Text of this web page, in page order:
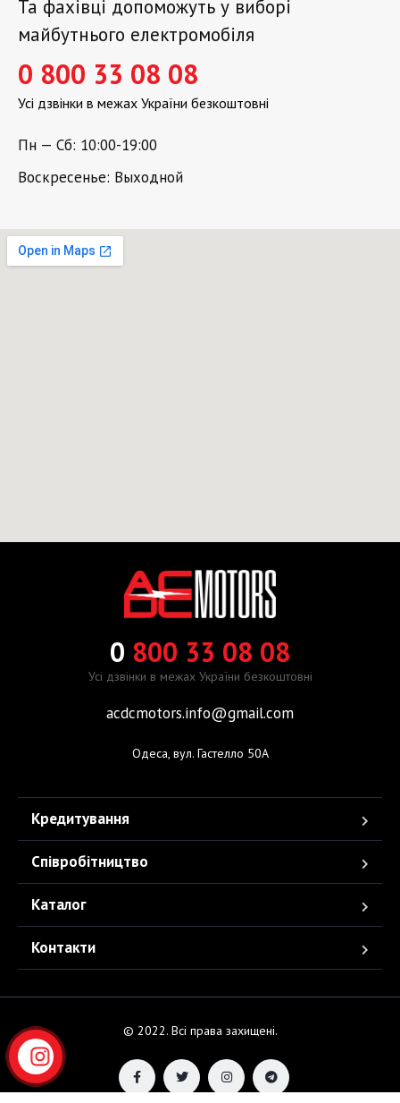
Та фахівці допоможуть у виборі
майбутнього електромобіля
0 800 33 08 08
Усі дзвінки в межах України безкоштовні
Пн — Сб: 10:00-19:00
Воскресенье: Выходной
0 800 33 08 08
Усі дзвінки в межах України безкоштовні
acdcmotors.info@gmail.com
Одеса, вул. Гастелло 50А
Кредитування
Співробітництво
Каталог
Контакти
© 2022. Всі права захищені.